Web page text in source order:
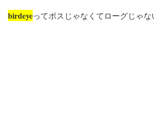
birdeyeってボスじゃなくてローグじゃな